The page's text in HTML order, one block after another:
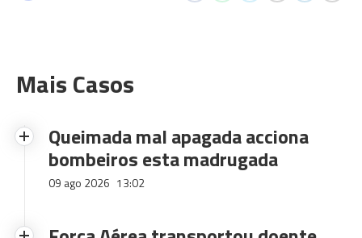
Mais Casos
Queimada mal apagada acciona
bombeiros esta madrugada
09 ago 2026 13:02